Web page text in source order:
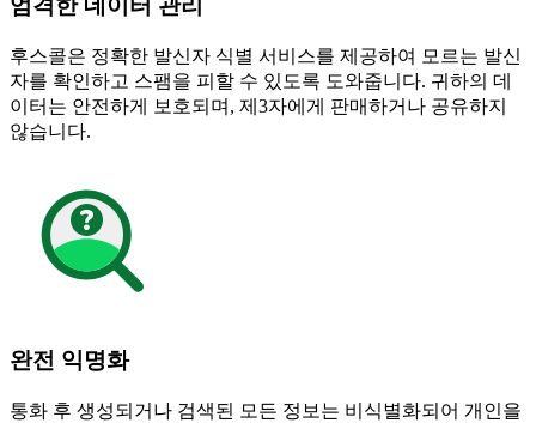
엄격한 데이터 관리
후스콜은 정확한 발신자 식별 서비스를 제공하여 모르는 발신
자를 확인하고 스팸을 피할 수 있도록 도와줍니다. 귀하의 데
이터는 안전하게 보호되며, 제3자에게 판매하거나 공유하지
않습니다.
완전 익명화
통화 후 생성되거나 검색된 모든 정보는 비식별화되어 개인을